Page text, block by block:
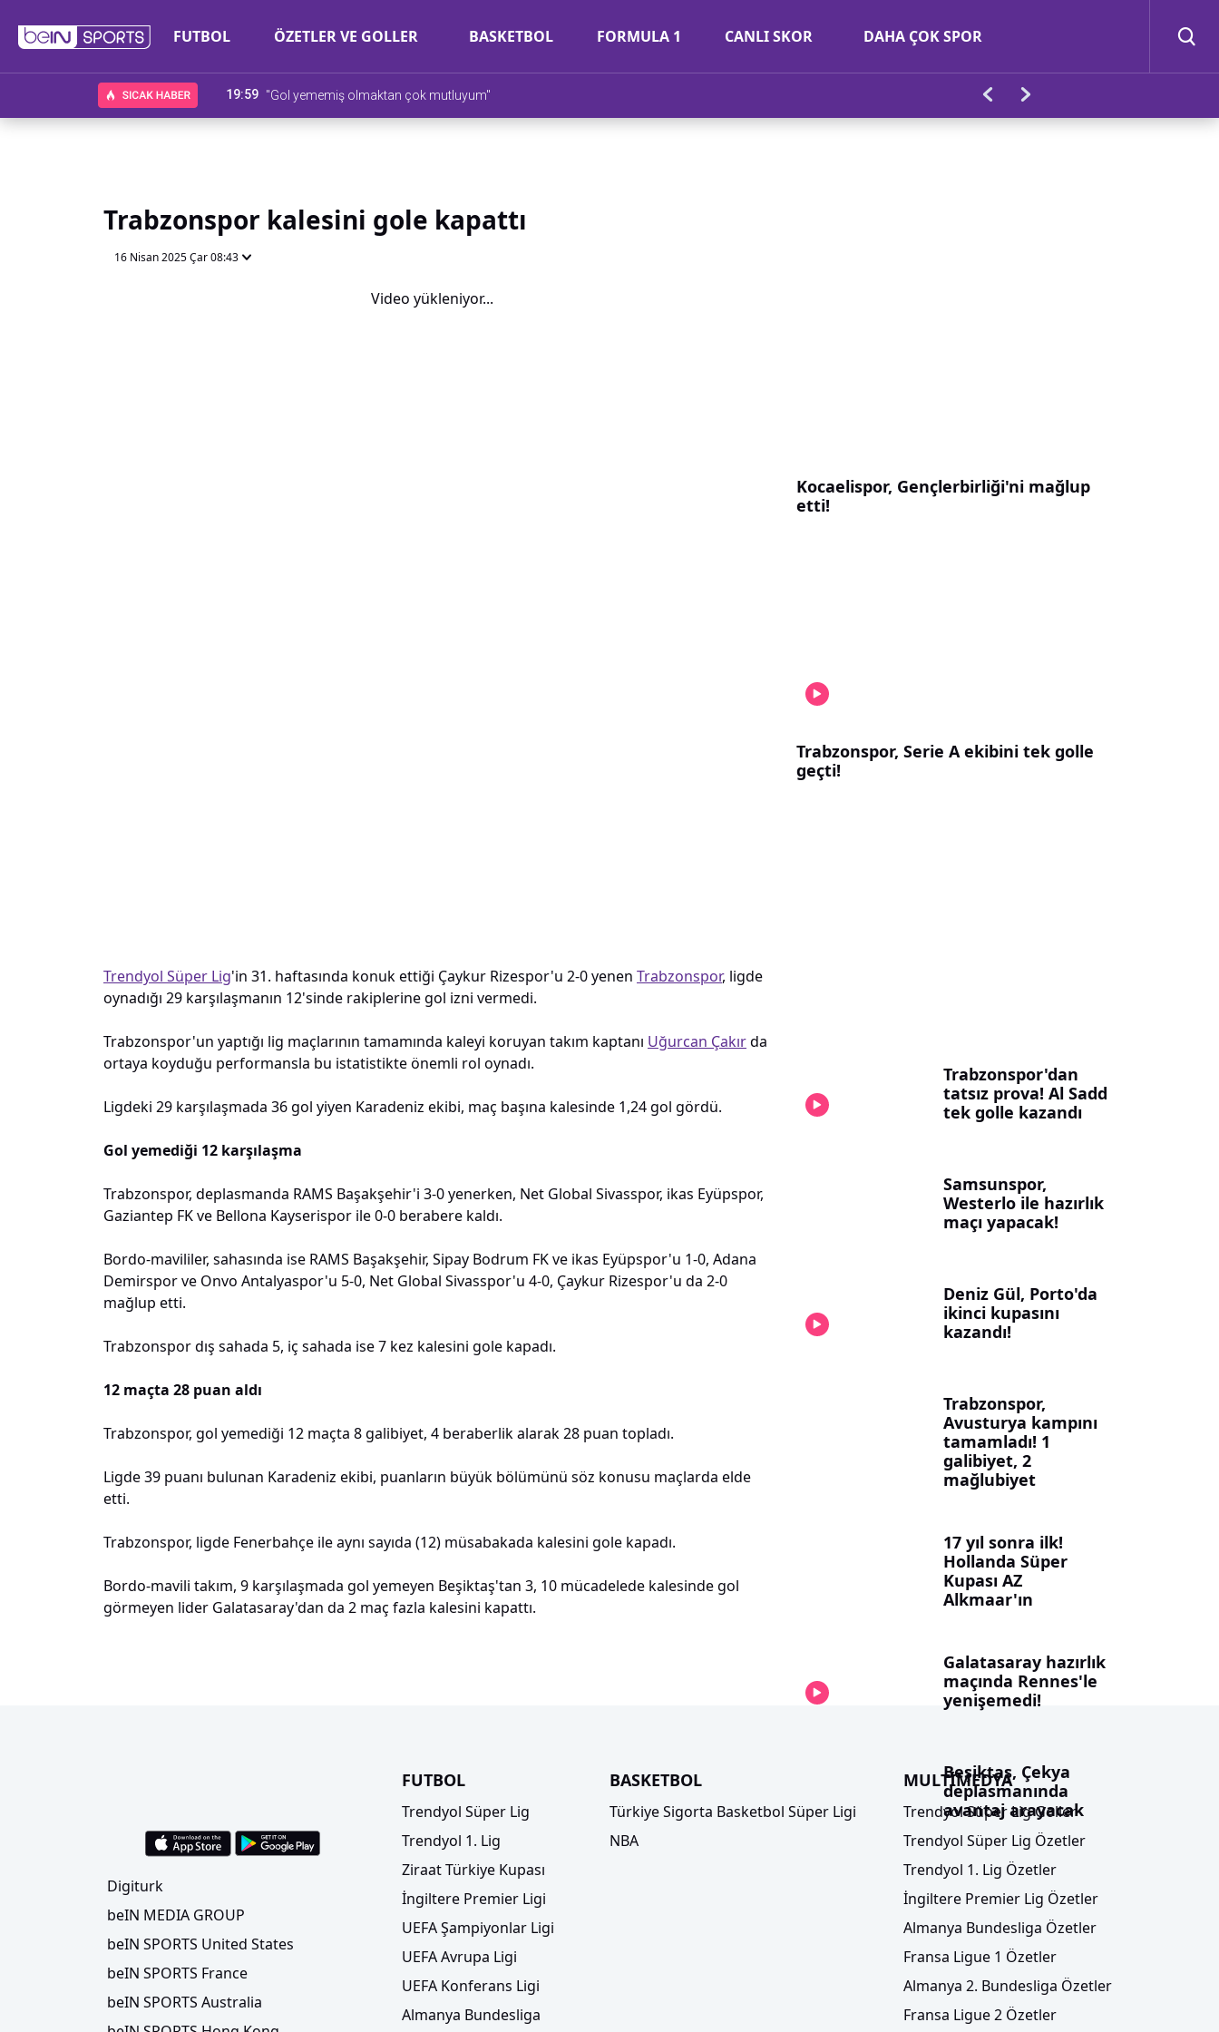
FUTBOL ÖZETLER VE GOLLER BASKETBOL FORMULA 1 CANLI SKOR DAHA ÇOK SPOR
19:59 "Gol yememiş olmaktan çok mutluyum"
Trabzonspor kalesini gole kapattı
16 Nisan 2025 Çar 08:43
Video yükleniyor...
Trendyol Süper Lig'in 31. haftasında konuk ettiği Çaykur Rizespor'u 2-0 yenen Trabzonspor, ligde
oynadığı 29 karşılaşmanın 12'sinde rakiplerine gol izni vermedi.
Trabzonspor'un yaptığı lig maçlarının tamamında kaleyi koruyan takım kaptanı Uğurcan Çakırda
ortaya koyduğu performansla bu istatistikte önemli rol oynadı.
Ligdeki 29 karşılaşmada 36 gol yiyen Karadeniz ekibi, maç başına kalesinde 1,24 gol gördü.
Gol yemediği 12 karşılaşma
Trabzonspor, deplasmanda RAMS Başakşehir'i 3-0 yenerken, Net Global Sivasspor, ikas Eyüpspor,
Gaziantep FK ve Bellona Kayserispor ile 0-0 berabere kaldı.
Bordo-mavililer, sahasında ise RAMS Başakşehir, Sipay Bodrum FK ve ikas Eyüpspor'u 1-0, Adana
Demirspor ve Onvo Antalyaspor'u 5-0, Net Global Sivasspor'u 4-0, Çaykur Rizespor'u da 2-0
mağlup etti.
Trabzonspor dış sahada 5, iç sahada ise 7 kez kalesini gole kapadı.
12 maçta 28 puan aldı
Trabzonspor, gol yemediği 12 maçta 8 galibiyet, 4 beraberlik alarak 28 puan topladı.
Ligde 39 puanı bulunan Karadeniz ekibi, puanların büyük bölümünü söz konusu maçlarda elde
etti.
Trabzonspor, ligde Fenerbahçe ile aynı sayıda (12) müsabakada kalesini gole kapadı.
Bordo-mavili takım, 9 karşılaşmada gol yemeyen Beşiktaş'tan 3, 10 mücadelede kalesinde gol
görmeyen lider Galatasaray'dan da 2 maç fazla kalesini kapattı.
Kocaelispor, Gençlerbirliği'ni mağlup
etti!
Trabzonspor, Serie A ekibini tek golle
geçti!
Trabzonspor'dan
tatsız prova! Al Sadd
tek golle kazandı
Samsunspor,
Westerlo ile hazırlık
maçı yapacak!
Deniz Gül, Porto'da
ikinci kupasını
kazandı!
Trabzonspor,
Avusturya kampını
tamamladı! 1
galibiyet, 2
mağlubiyet
17 yıl sonra ilk!
Hollanda Süper
Kupası AZ
Alkmaar'ın
Galatasaray hazırlık
maçında Rennes'le
yenişemedi!
Beşiktaş, Çekya
deplasmanında
avantaj arayacak
Digiturk
beIN MEDIA GROUP
beIN SPORTS United States
beIN SPORTS France
beIN SPORTS Australia
FUTBOL
Trendyol Süper Lig
Trendyol 1. Lig
Ziraat Türkiye Kupası
İngiltere Premier Ligi
UEFA Şampiyonlar Ligi
UEFA Avrupa Ligi
UEFA Konferans Ligi
Almanya Bundesliga
BASKETBOL
Türkiye Sigorta Basketbol Süper Ligi
NBA
MULTİMEDYA
Trendyol Süper Lig Goller
Trendyol Süper Lig Özetler
Trendyol 1. Lig Özetler
İngiltere Premier Lig Özetler
Almanya Bundesliga Özetler
Fransa Ligue 1 Özetler
Almanya 2. Bundesliga Özetler
Fransa Ligue 2 Özetler